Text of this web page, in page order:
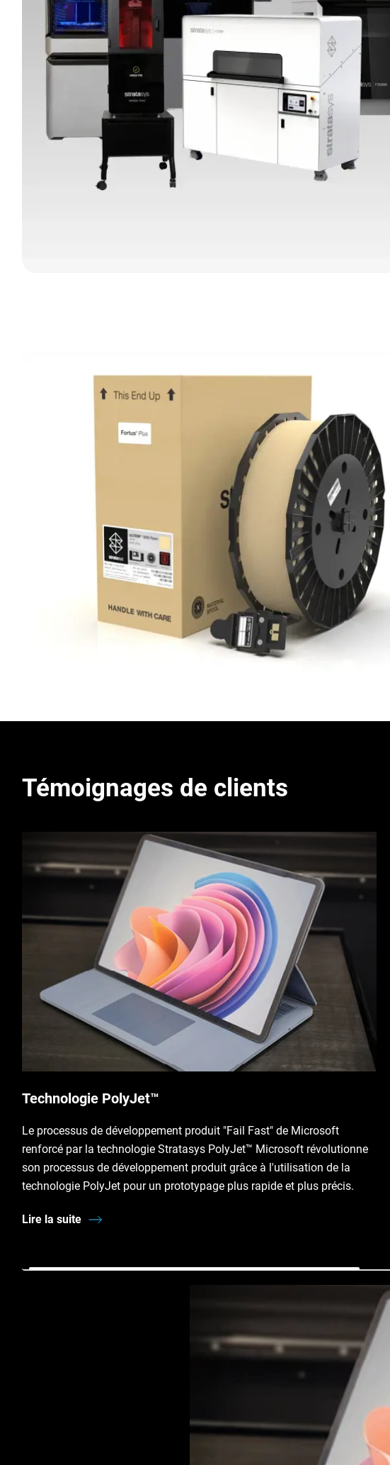
Témoignages de clients
Technologie PolyJet™
Le processus de développement produit "Fail Fast" de Microsoft
renforcé par la technologie Stratasys PolyJet™ Microsoft révolutionne
son processus de développement produit grâce à l'utilisation de la
technologie PolyJet pour un prototypage plus rapide et plus précis.
Lire la suite